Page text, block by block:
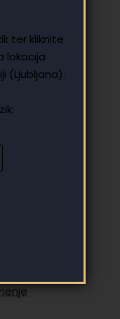
ter kliknite
lokacija
(Ljubljana).